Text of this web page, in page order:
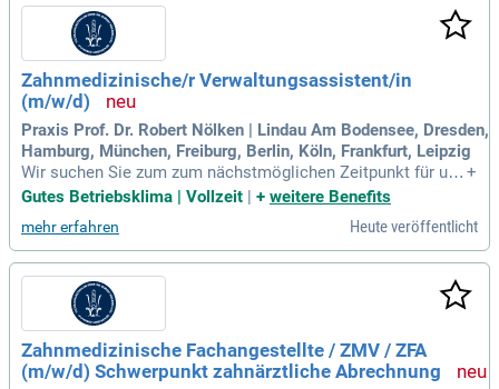
Zahnmedizinische/r Verwaltungsassistent/in
(m/w/d)
Praxis Prof. Dr. Robert Nölken | Lindau Am Bodensee, Dresden,
Hamburg, München, Freiburg, Berlin, Köln, Frankfurt, Leipzig
Wir suchen Sie zum zum nächstmöglichen Zeitpunkt für uns
ere moderne Fachzahnarztpraxis auf der Lindauer Insel eine
nische Verwaltungsassistentin (ZFA/ZMV) (m/w/d) mit Sch
werpunkt zahnärztliche Abrechnung
+
Gutes Betriebsklima | Vollzeit
+ weitere Benefits
mehr erfahren Heute veröffentlicht
Zahnmedizinische Fachangestellte / ZMV / ZFA
(m/w/d) Schwerpunkt zahnärztliche Abrechnung